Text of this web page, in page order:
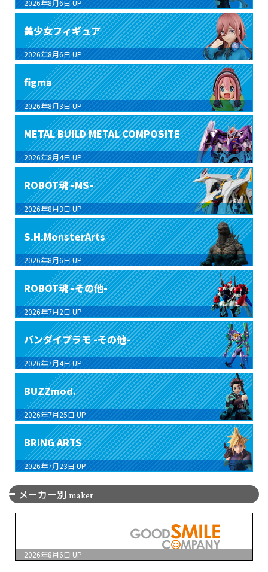
2026年8月6日 UP
美少女フィギュア
2026年8月6日 UP
figma
2026年8月3日 UP
METAL BUILD METAL COMPOSITE
2026年8月4日 UP
ROBOT魂 -MS-
2026年8月3日 UP
S.H.MonsterArts
2026年8月6日 UP
ROBOT魂 -その他-
2026年7月2日 UP
バンダイプラモ -その他-
2026年7月4日 UP
BUZZmod.
2026年7月25日 UP
BRING ARTS
2026年7月23日 UP
メーカー別 maker
2026年8月6日 UP